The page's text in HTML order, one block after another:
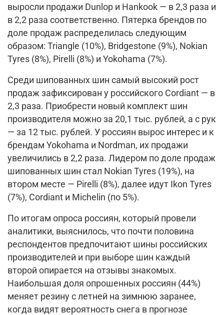
выросли продажи Dunlop и Hankook — в 2,3 раза и
в 2,2 раза соответственно. Пятерка брендов по
доле продаж распределилась следующим
образом: Triangle (10%), Bridgestone (9%), Nokian
Tyres (8%), Pirelli (8%) и Yokohama (7%).
Среди шипованных шин самый высокий рост
продаж зафиксирован у российского Cordiant — в
2,3 раза. Приобрести новый комплект шин
производителя можно за 20,1 тыс. рублей, а с рук
— за 12 тыс. рублей. У россиян вырос интерес и к
брендам Yokohama и Nordman, их продажи
увеличились в 2,2 раза. Лидером по доле продаж
шипованных шин стал Nokian Tyres (19%), на
втором месте — Pirelli (8%), далее идут Ikon Tyres
(7%), Cordiant и Michelin (по 5%).
По итогам опроса россиян, который провели
аналитики, выяснилось, что почти половина
респондентов предпочитают шины российских
производителей и при выборе шин каждый
второй опирается на отзывы знакомых.
Наибольшая доля опрошенных россиян (44%)
меняет резину с летней на зимнюю заранее,
когда видят вероятность снега в прогнозе